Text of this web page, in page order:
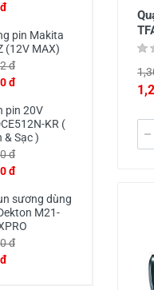
pin Makita
(12V MAX)
đ
đ
pin 20V
KR (
& Sạc )
đ
đ
sương dùng
M21-
đ